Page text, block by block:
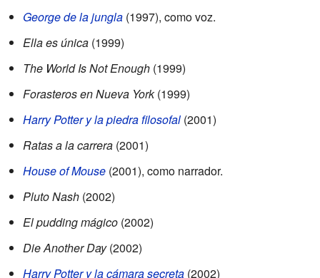
George de la jungla (1997), como voz.
Ella es única (1999)
The World Is Not Enough (1999)
Forasteros en Nueva York(1999)
Harry Potter y la piedra filosofal (2001)
Ratas a la carrera (2001)
House of Mouse (2001), como narrador.
Pluto Nash (2002)
El pudding mágico (2002)
Die Another Day(2002)
Harry Potter y la cámara secreta (2002)